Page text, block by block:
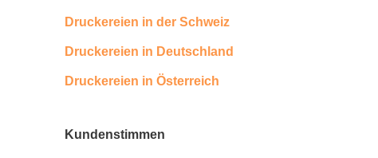
Druckereien in der Schweiz
Druckereien in Deutschland
Druckereien in Österreich
Kundenstimmen